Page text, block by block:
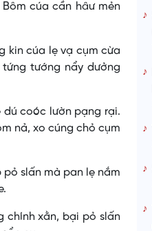
cúa cần hâư mẻn
kin cúa lẹ vạ cụm cừa
tướng nẩy dưởng
dú coóc lườn pạng rại.
nả, xo cúng chỏ cụm
slấn mà pan lẹ nắm
chính xằn, bại pỏ slấn